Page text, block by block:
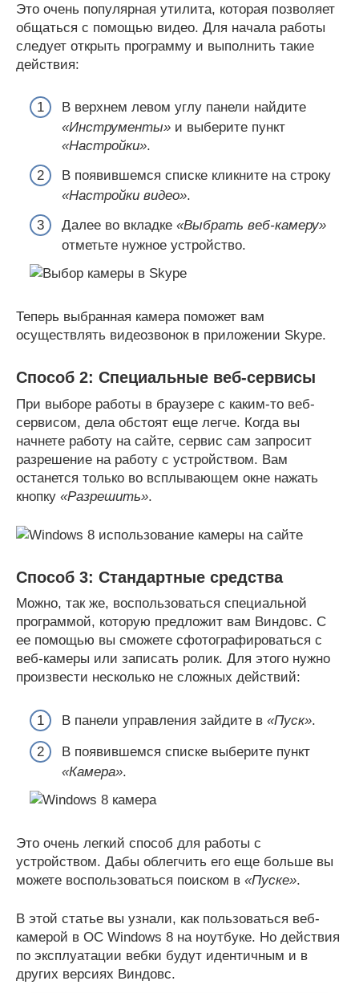
Это очень популярная утилита, которая позволяет
общаться с помощью видео. Для начала работы
следует открыть программу и выполнить такие
действия:
В верхнем левом углу панели найдите
«Инструменты» и выберите пункт
«Настройки».
В появившемся списке кликните на строку
«Настройки видео».
Далее во вкладке «Выбрать веб-камеру»
отметьте нужное устройство.
Теперь выбранная камера поможет вам
осуществлять видеозвонок в приложении Skype.
Способ 2: Специальные веб-сервисы
При выборе работы в браузере с каким-то веб-
сервисом, дела обстоят еще легче. Когда вы
начнете работу на сайте, сервис сам запросит
разрешение на работу с устройством. Вам
останется только во всплывающем окне нажать
кнопку «Разрешить».
Способ 3: Стандартные средства
Можно, так же, воспользоваться специальной
программой, которую предложит вам Виндовс. С
ее помощью вы сможете сфотографироваться с
веб-камеры или записать ролик. Для этого нужно
произвести несколько не сложных действий:
В панели управления зайдите в «Пуск».
В появившемся списке выберите пункт
«Камера».
Это очень легкий способ для работы с
устройством. Дабы облегчить его еще больше вы
можете воспользоваться поиском в «Пуске».
В этой статье вы узнали, как пользоваться веб-
камерой в ОС Windows 8 на ноутбуке. Но действия
по эксплуатации вебки будут идентичным и в
других версиях Виндовс.